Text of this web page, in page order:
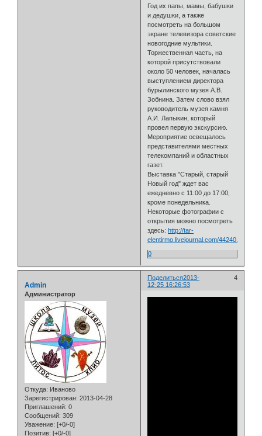
Год их папы, мамы, бабушки
и дедушки, а также
посмотреть на большом
экране телевизора советские
новогодние мультики.
Торжественная часть, на
которой присутствовали
около 50 человек, началась
выступлением директора
бурылинского музея А.В.
Зобнина. Затем слово взял
руководитель музея камня
А.И. Лапыкин, который
провел первую экскурсию.
Мероприятие освещалось
представителями местных
телекомпаний и областных
газет.
Выставка "Старый, старый
Новый год" ждет вас
ежедневно с 11:00 до 17:00,
кроме понедельника.
Некоторые фотографии с
открытия можно посмотреть
здесь:http://tar-
elentirmo.livejournal.com/44240.html
0
Поделиться 4
2013-
12-25 16:26:53
Admin
Администратор
Откуда: Иваново
Зарегистрирован: 2013-04-28
Приглашений: 0
Сообщений: 309
Уважение: [+0/-0]
Позитив: [+0/-0]